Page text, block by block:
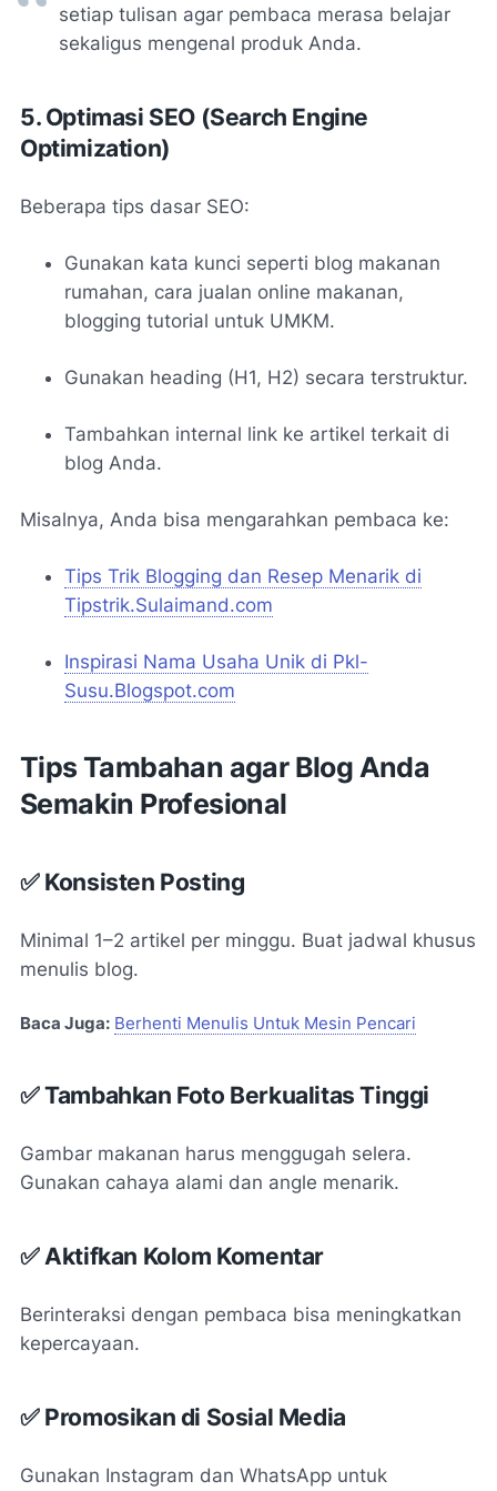
setiap tulisan agar pembaca merasa belajar
sekaligus mengenal produk Anda.
5. Optimasi SEO (Search Engine
Optimization)
Beberapa tips dasar SEO:
Gunakan kata kunci seperti blog makanan
rumahan, cara jualan online makanan,
blogging tutorial untuk UMKM.
Gunakan heading (H1, H2) secara terstruktur.
Tambahkan internal link ke artikel terkait di
blog Anda.
Misalnya, Anda bisa mengarahkan pembaca ke:
Tips Trik Blogging dan Resep Menarik di
Tipstrik.Sulaimand.com
Inspirasi Nama Usaha Unik di Pkl-
Susu.Blogspot.com
Tips Tambahan agar Blog Anda
Semakin Profesional
✅ Konsisten Posting
Minimal 1–2 artikel per minggu. Buat jadwal khusus
menulis blog.
Baca Juga: Berhenti Menulis Untuk Mesin Pencari
✅ Tambahkan Foto Berkualitas Tinggi
Gambar makanan harus menggugah selera.
Gunakan cahaya alami dan angle menarik.
✅ Aktifkan Kolom Komentar
Berinteraksi dengan pembaca bisa meningkatkan
kepercayaan.
✅ Promosikan di Sosial Media
Gunakan Instagram dan WhatsApp untuk